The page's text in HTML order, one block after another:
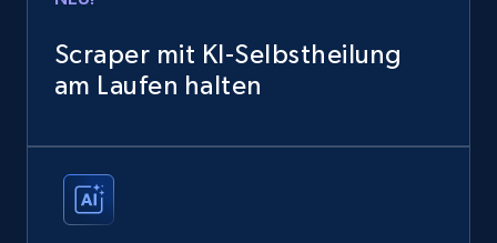
Scraper mit KI-Selbstheilung
am Laufen halten